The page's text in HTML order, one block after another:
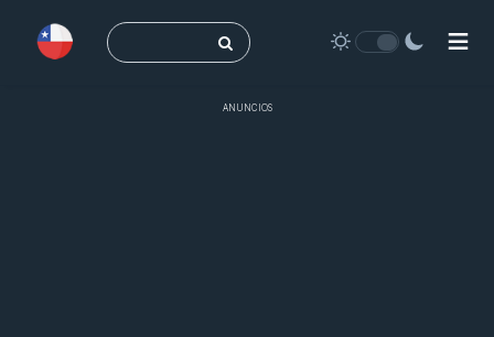
Buscar:
ANUNCIOS